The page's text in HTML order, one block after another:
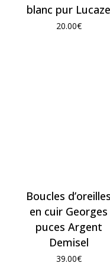
blanc pur Lucaze
20.00€
Boucles d’oreilles
en cuir Georges
puces Argent
Demisel
39.00€